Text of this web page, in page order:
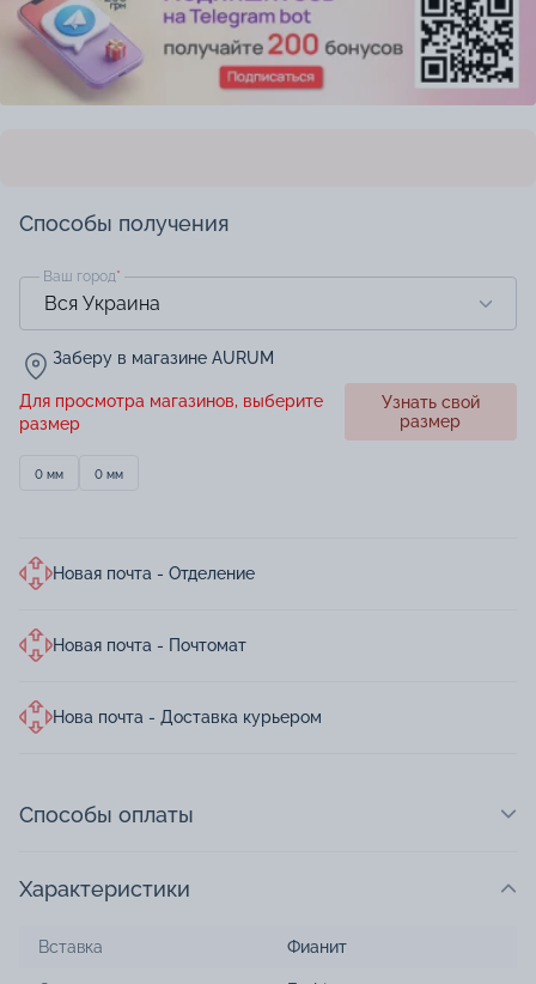
Способы получения
Ваш город*
Заберу в магазине AURUM
Для просмотра магазинов, выберите
размер
Узнать свой
размер
0 мм 0 мм
Новая почта - Отделение
Новая почта - Почтомат
Нова почта - Доставка курьером
Способы оплаты
Характеристики
Вставка Фианит